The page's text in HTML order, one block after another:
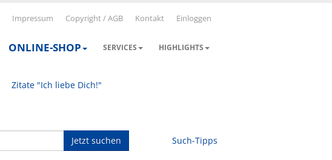
Impressum Copyright / AGB Kontakt Einloggen
ONLINE-SHOP SERVICES HIGHLIGHTS
Zitate "Ich liebe Dich!"
Jetzt suchen Such-Tipps